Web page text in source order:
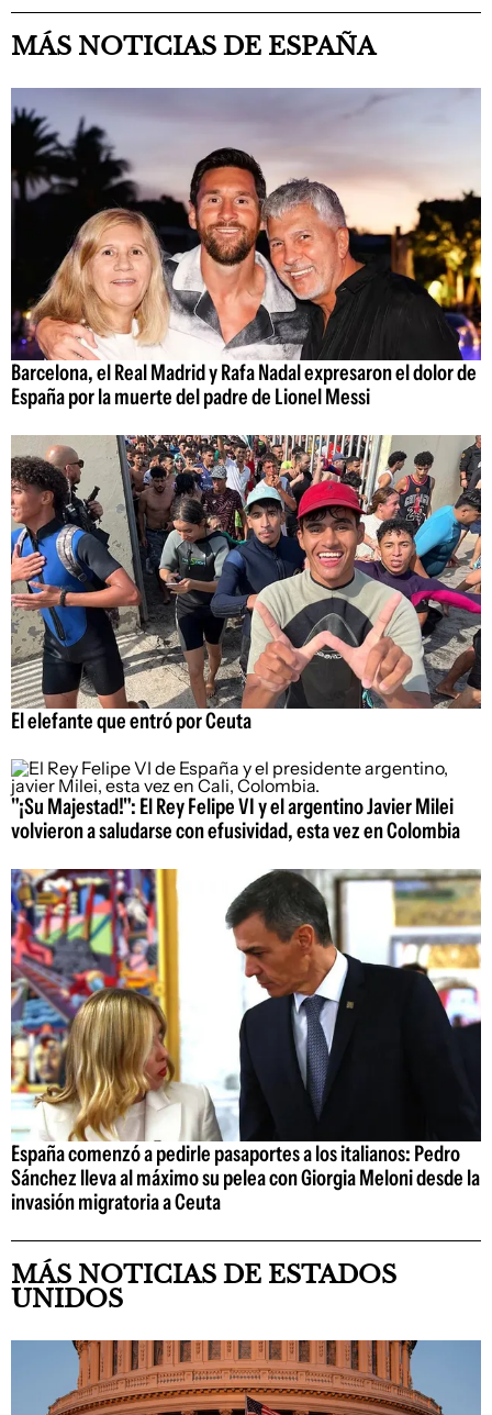
MÁS NOTICIAS DE ESPAÑA
Barcelona, el Real Madrid y Rafa Nadal expresaron el dolor de
España por la muerte del padre de Lionel Messi
El elefante que entró por Ceuta
"¡Su Majestad!": El Rey Felipe VI y el argentino Javier Milei
volvieron a saludarse con efusividad, esta vez en Colombia
España comenzó a pedirle pasaportes a los italianos: Pedro
Sánchez lleva al máximo su pelea con Giorgia Meloni desde la
invasión migratoria a Ceuta
MÁS NOTICIAS DE ESTADOS
UNIDOS